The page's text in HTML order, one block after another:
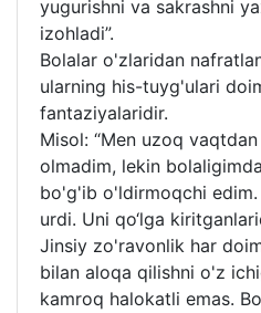
yugurishni va sakrashni
izohladi”.
Bolalar o'zlaridan
ularning his-tuyg'ulari
fantaziyalaridir.
Misol: “Men uzoq
olmadim, lekin
bo'g'ib o'ldirmoqchi edim.
urdi. Uni qo‘lga
Jinsiy zo'ravonlik har
bilan aloqa qilishni o'z
kamroq halokatli emas.